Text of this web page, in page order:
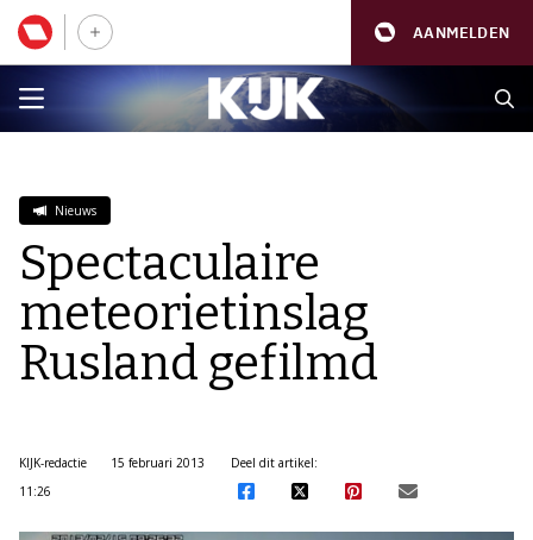
AANMELDEN
Nieuws
Spectaculaire
meteorietinslag
Rusland gefilmd
KIJK-redactie
15 februari 2013
11:26
Deel dit artikel: